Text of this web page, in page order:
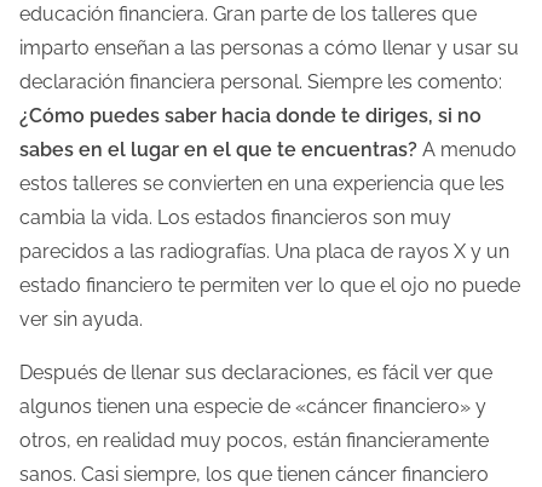
a
e
educación financiera. Gran parte de los talleres que
imparto enseñan a las personas a cómo llenar y usar su
declaración financiera personal. Siempre les comento:
¿Cómo puedes saber hacia donde te diriges, si no
sabes en el lugar en el que te encuentras? A menudo
estos talleres se convierten en una experiencia que les
cambia la vida. Los estados financieros son muy
parecidos a las radiografías. Una placa de rayos X y un
estado financiero te permiten ver lo que el ojo no puede
ver sin ayuda.
Después de llenar sus declaraciones, es fácil ver que
algunos tienen una especie de «cáncer financiero» y
otros, en realidad muy pocos, están financieramente
sanos. Casi siempre, los que tienen cáncer financiero